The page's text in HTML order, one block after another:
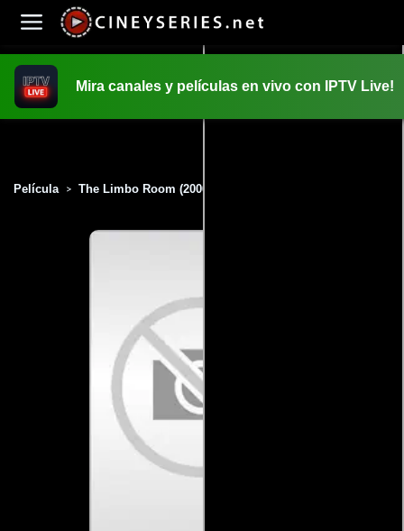
Mira canales y películas en vivo con IPTV Live!
Película > The Limbo Room (2006)